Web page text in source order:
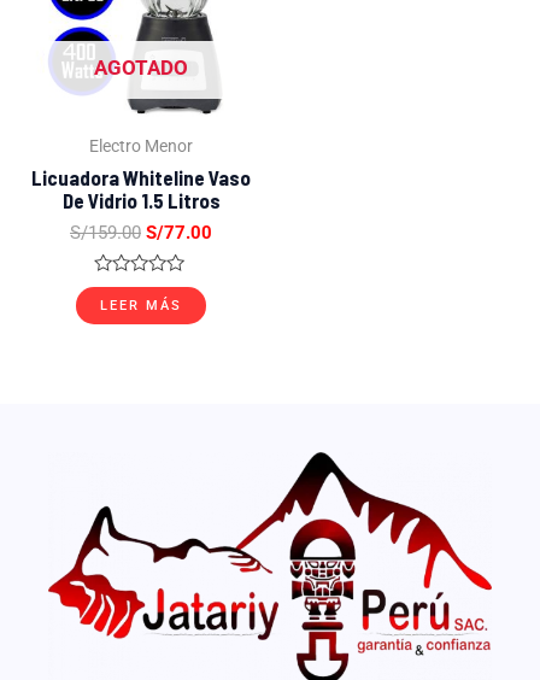
AGOTADO
Electro Menor
Licuadora Whiteline Vaso
De Vidrio 1.5 Litros
S/159.00 S/77.00
Valorado
con
0
LEER MÁS